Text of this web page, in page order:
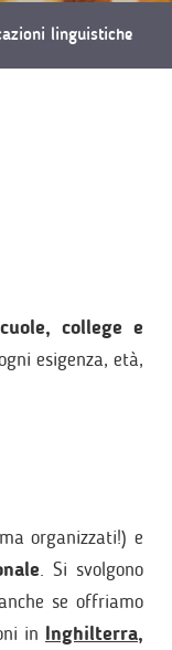
linguistiche
college e
esigenza, età,
organizzati!) e
. Si svolgono
se offriamo
in Inghilterra,